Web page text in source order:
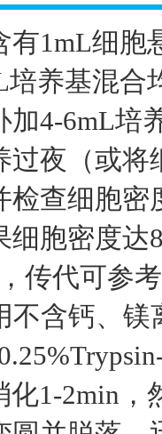
有1mL细
养基混合
加4-6mL培
夜（或
检查细胞密
胞密度达
传代可参
不含钙、镁
1-2min，